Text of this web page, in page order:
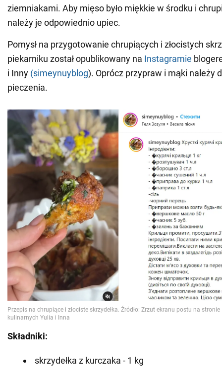
ziemniakami. Aby mięso było miękkie w środku i
należy je odpowiednio upiec.
Pomysł na przygotowanie chrupiących i złocistych
piekarniku został opublikowany na Instagramie
i Inny (simeynuyblog). Oprócz przypraw i mąki należy
pieczenia.
Składniki:
skrzydełka z kurczaka - 1 kg